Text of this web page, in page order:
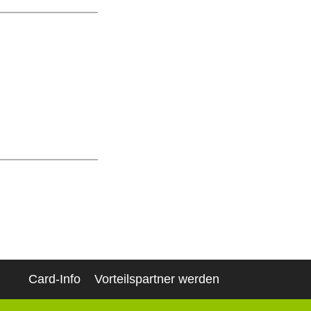
Card-Info Vorteilspartner werden